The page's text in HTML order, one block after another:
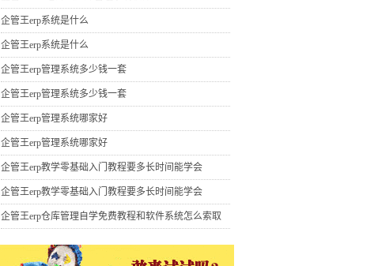
企管王erp系统是什么
企管王erp系统是什么
企管王erp管理系统多少钱一套
企管王erp管理系统多少钱一套
企管王erp管理系统哪家好
企管王erp管理系统哪家好
企管王erp教学零基础入门教程要多长时间能学会
企管王erp教学零基础入门教程要多长时间能学会
企管王erp仓库管理自学免费教程和软件系统怎么索取